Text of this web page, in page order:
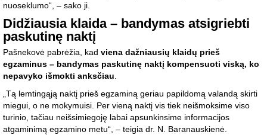
nuoseklumo“, – sako ji.
Didžiausia klaida – bandymas atsigriebti
paskutinę naktį
Pašnekovė pabrėžia, kad viena dažniausių klaidų prieš
egzaminus – bandymas paskutinę naktį kompensuoti viską, ko
nepavyko išmokti anksčiau.
„Tą lemtingąją naktį prieš egzaminą geriau papildomą valandą skirti
miegui, o ne mokymuisi. Per vieną naktį vis tiek neišmoksime viso
turinio, tačiau neišsimiegoję labai apsunkinsime informacijos
atgaminimą egzamino metu“, – teigia dr. N. Baranauskienė.